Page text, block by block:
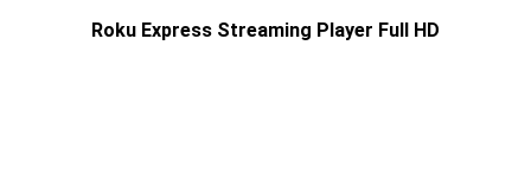
Roku Express Streaming Player Full HD